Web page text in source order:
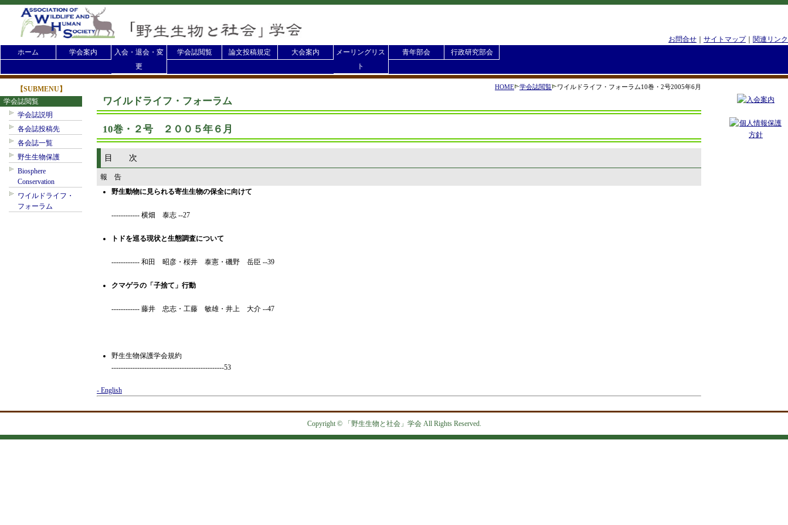
お問合せ サイトマップ｜ 関連リンク
ホーム
学会案内
入会・退会・変
更
学会誌閲覧 論文投稿規定 大会案内
メーリングリス
ト
青年部会 行政研究部会
HOME 学会誌閲覧 ワイルドライフ・フォーラム10巻・2号2005年6月
ワイルドライフ・フォーラム
10巻・２号 ２００５年６月
目 次
報 告
野生動物に見られる寄生生物の保全に向けて
------------ 横畑 泰志 --27
トドを巡る現状と生態調査について
------------ 和田 昭彦・桜井 泰憲・磯野 岳臣 --39
クマゲラの「子捨て」行動
------------ 藤井 忠志・工藤 敏雄・井上 大介 --47
野生生物保護学会規約
------------------------------------------------53
- English
【SUBMENU】
学会誌閲覧
学会誌説明
各会誌投稿先
各会誌一覧
野生生物保護
Biosphere
Conservation
ワイルドライフ・
フォーラム
Copyright © 「野生生物と社会」学会 All Rights Reserved.